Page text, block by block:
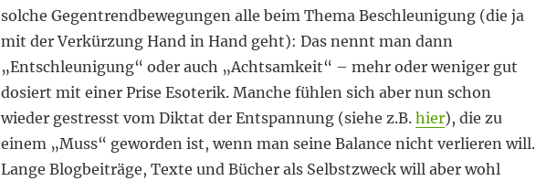
solche Gegentrendbewegungen alle beim Thema Beschleunigung (die ja
mit der Verkürzung Hand in Hand geht): Das nennt man dann
„Entschleunigung“ oder auch „Achtsamkeit“ – mehr oder weniger gut
dosiert mit einer Prise Esoterik. Manche fühlen sich aber nun schon
wieder gestresst vom Diktat der Entspannung (siehe z.B. hier), die zu
einem „Muss“ geworden ist, wenn man seine Balance nicht verlieren will.
Lange Blogbeiträge, Texte und Bücher als Selbstzweck will aber wohl